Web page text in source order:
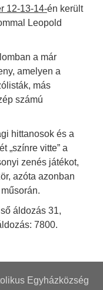
12-13-14-én került
Leopold
a már
amelyen a
más
számú
hittanosok és a
„színre vitte” a
zenés játékot,
azóta azonban
áldozás 31,
7800.
Egyházközség